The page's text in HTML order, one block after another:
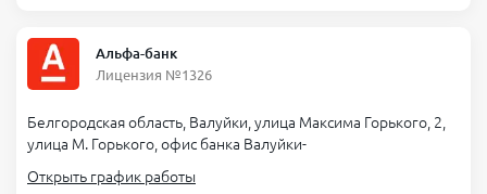
Альфа-банк
Лицензия №1326
Белгородская область, Валуйки, улица Максима Горького, 2,
улица М. Горького, офис банка Валуйки-
Открыть график работы